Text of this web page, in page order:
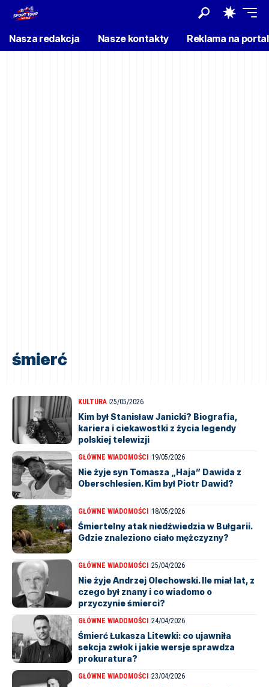
Nasza redakcja Nasze kontakty Reklama na
śmierć
KULTURA 25/05/2026
Kim był Stanisław Janicki? Biografia,
kariera i ciekawostki z życia legendy
polskiej telewizji
GŁÓWNE WIADOMOŚCI 19/05/2026
Nie żyje syn Tomasza „Haja” Dawida z
Oberschlesien. Kim był Piotr Dawid?
GŁÓWNE WIADOMOŚCI 18/05/2026
Śmiertelny atak niedźwiedzia w Bułgarii.
Gdzie znaleziono ciało mężczyzny?
GŁÓWNE WIADOMOŚCI 25/04/2026
Nie żyje Andrzej Olechowski. Ile miał lat, z
czego był znany i co wiadomo o
przyczynie śmierci?
GŁÓWNE WIADOMOŚCI 24/04/2026
Śmierć Łukasza Litewki: co ujawniła
sekcja zwłok i jakie wersje sprawdza
prokuratura?
GŁÓWNE WIADOMOŚCI 23/04/2026